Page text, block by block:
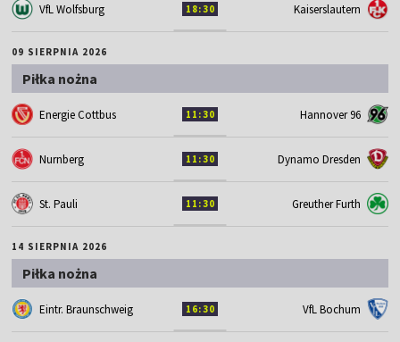
VfL Wolfsburg 18:30 Kaiserslautern
09 SIERPNIA 2026
Piłka nożna
Energie Cottbus 11:30 Hannover 96
Nurnberg 11:30 Dynamo Dresden
St. Pauli 11:30 Greuther Furth
14 SIERPNIA 2026
Piłka nożna
Eintr. Braunschweig 16:30 VfL Bochum